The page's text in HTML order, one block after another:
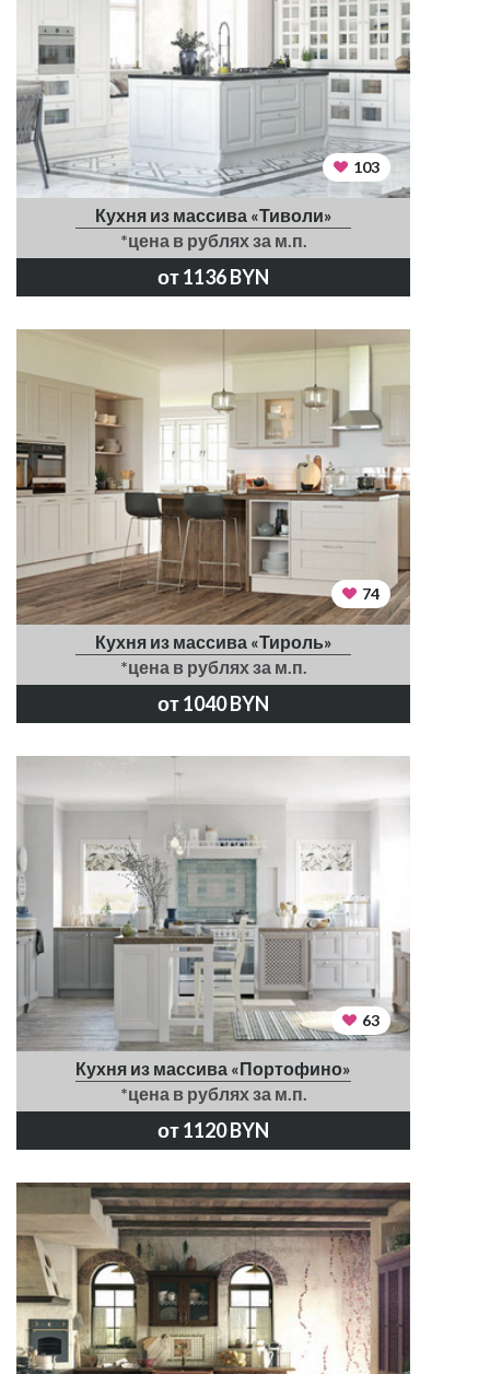
103
Кухня из массива «Тиволи»
*цена в рублях за м.п.
от 1136 BYN
74
Кухня из массива «Тироль»
*цена в рублях за м.п.
от 1040 BYN
63
Кухня из массива «Портофино»
*цена в рублях за м.п.
от 1120 BYN